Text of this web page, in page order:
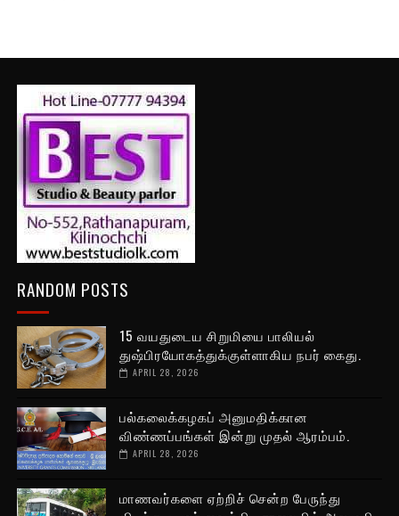
RANDOM POSTS
15 வயதுடைய சிறுமியை பாலியல்
துஷ்பிரயோகத்துக்குள்ளாகிய நபர் கைது.
APRIL 28, 2026
பல்கலைக்கழகப் அனுமதிக்கான
விண்ணப்பங்கள் இன்று முதல் ஆரம்பம்.
APRIL 28, 2026
மாணவர்களை ஏற்றிச் சென்ற பேருந்து